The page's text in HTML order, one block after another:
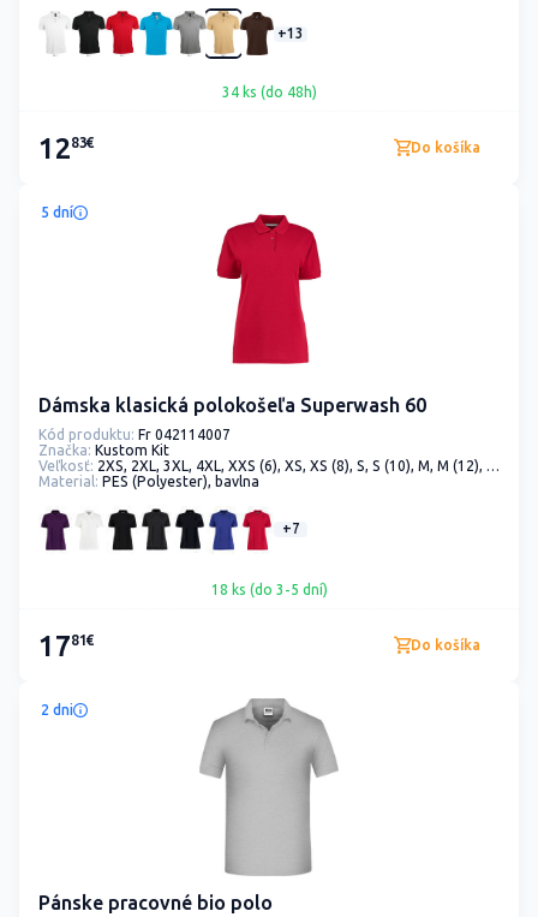
+13
34 ks (do 48h)
1283€ Do košíka
5 dní
Dámska klasická polokošeľa Superwash 60
Kód produktu: Fr 042114007
Značka: Kustom Kit
Veľkosť: 2XS, 2XL, 3XL, 4XL, XXS (6), XS, XS (8), S, S (10), M, M (12), L, L (14), XL, XL (16), 2XS (6), 2XL (18), 3XL (20), 4XL (22), 5XL (24)
Material: PES (Polyester), bavlna
+7
18 ks (do 3-5 dní)
1781€ Do košíka
2 dni
Pánske pracovné bio polo